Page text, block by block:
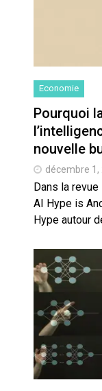
Economie
Pourquoi
nouvelle
décembre 1,
Dans la
AI Hype is
Hype autour